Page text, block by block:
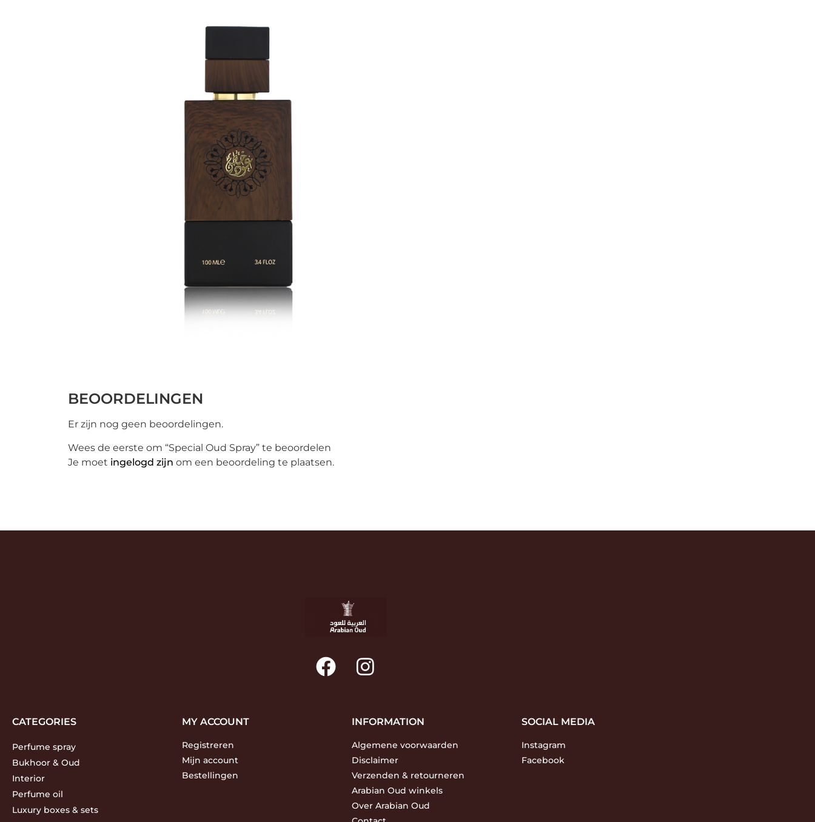
BEOORDELINGEN
Er zijn nog geen beoordelingen.
Wees de eerste om “Special Oud Spray” te beoordelen
Je moet ingelogd zijn om een beoordeling te plaatsen.
CATEGORIES
Perfume spray
Bukhoor & Oud
Interior
Perfume oil
Luxury boxes & sets
MY ACCOUNT
Registreren
Mijn account
Bestellingen
INFORMATION
Algemene voorwaarden
Disclaimer
Verzenden & retourneren
Arabian Oud winkels
Over Arabian Oud
SOCIAL MEDIA
Instagram
Facebook